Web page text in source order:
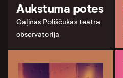
Aukstuma potes
Gaļinas Poliščukas teātra
observatorija